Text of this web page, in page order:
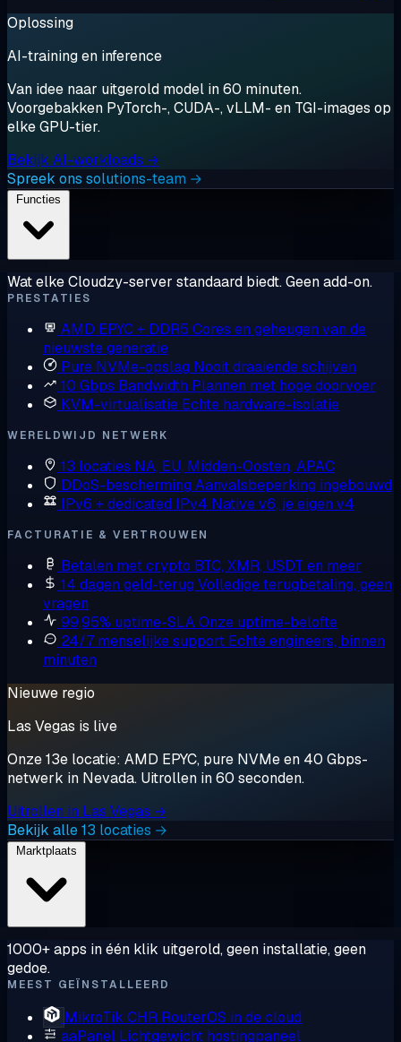
Oplossing
AI-training en inference
Van idee naar uitgerold model in 60 minuten.
Voorgebakken PyTorch-, CUDA-, vLLM- en TGI-images op
elke GPU-tier.
Bekijk AI-workloads →
Spreek ons solutions-team →
Wat elke Cloudzy-server standaard biedt. Geen add-on.
PRESTATIES
AMD EPYC + DDR5 Cores en geheugen van de
nieuwste generatie
Pure NVMe-opslag Nooit draaiende schijven
10 Gbps Bandwidth Plannen met hoge doorvoer
KVM-virtualisatie Echte hardware-isolatie
WERELDWIJD NETWERK
13 locaties NA, EU, Midden-Oosten, APAC
DDoS-bescherming Aanvalsbeperking ingebouwd
IPv6 + dedicated IPv4 Native v6, je eigen v4
FACTURATIE & VERTROUWEN
Betalen met crypto BTC, XMR, USDT en meer
14 dagen geld-terug Volledige terugbetaling, geen
vragen
99,95% uptime-SLAOnze uptime-belofte
24/7 menselijke support Echte engineers, binnen
minuten
Nieuwe regio
Las Vegas is live
Onze 13e locatie: AMD EPYC, pure NVMe en 40 Gbps-
netwerk in Nevada. Uitrollen in 60 seconden.
Uitrollen in Las Vegas →
Bekijk alle 13 locaties →
1000+ apps in één klik uitgerold, geen installatie, geen
gedoe.
MEEST GEÏNSTALLEERD
MikroTik CHR RouterOS in de cloud
aaPanel Lichtgewicht hostingpaneel